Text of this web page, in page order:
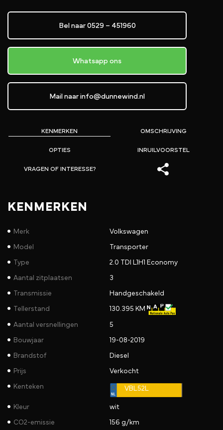
KENMERKEN OMSCHRIJVING
OPTIES INRUILVOORSTEL
VRAGEN OF INTERESSE?
KENMERKEN
Merk Volkswagen
Model Transporter
Type 2.0 TDI L1H1 Economy
Aantal zitplaatsen 3
Transmissie Handgeschakeld
Tellerstand 130.395 KM
Aantal versnellingen 5
Bouwjaar 19-08-2019
Brandstof Diesel
Prijs Verkocht
Kenteken VBL52L
Kleur wit
CO2-emissie 156 g/km
Bel naar 0529 – 451960
Whatsapp ons
Mail naar info@dunnewind.nl